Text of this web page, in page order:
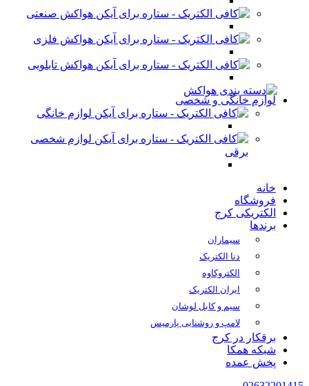
هواکش صنعتی
هواکش فلزی
هواکش تابلویی
لوازم خانگی و شخصی
لوازم خانگی
لوازم شخصی
برقی
خانه
فروشگاه
الکتریکی کرج
برندها
سیماران
دنا الکتریک
الکتروکاوه
ایران الکتریک
سیم و کابل لوشان
لامپ و روشنایی پارمیس
برقکار در کرج
شبکه همکا
پخش عمده